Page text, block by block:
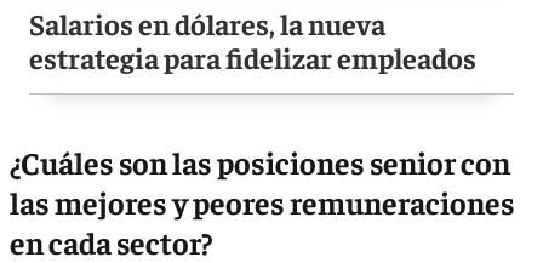
Salarios en dólares, la nueva
estrategia para fidelizar empleados
¿Cuáles son las posiciones senior con
las mejores y peores remuneraciones
en cada sector?